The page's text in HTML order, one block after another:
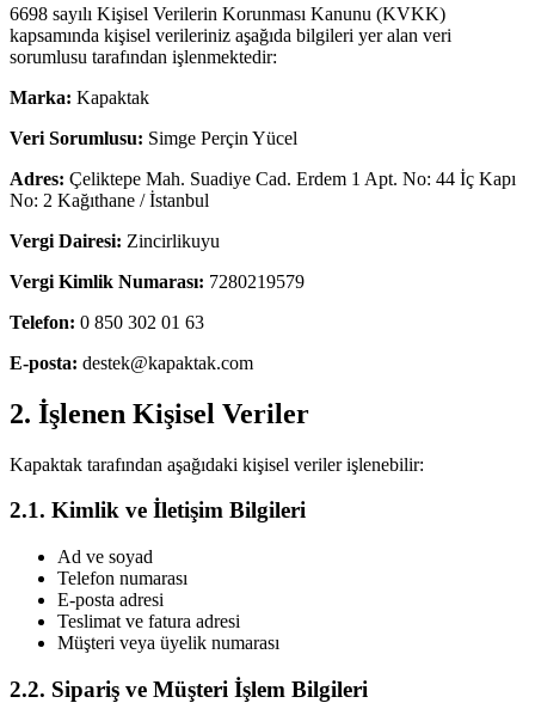
6698 sayılı Kişisel Verilerin Korunması Kanunu (KVKK)
kapsamında kişisel verileriniz aşağıda bilgileri yer alan veri
sorumlusu tarafından işlenmektedir:
Marka: Kapaktak
Veri Sorumlusu: Simge Perçin Yücel
Adres: Çeliktepe Mah. Suadiye Cad. Erdem 1 Apt. No: 44 İç Kapı
No: 2 Kağıthane / İstanbul
Vergi Dairesi: Zincirlikuyu
Vergi Kimlik Numarası: 7280219579
Telefon: 0 850 302 01 63
E-posta: destek@kapaktak.com
2. İşlenen Kişisel Veriler
Kapaktak tarafından aşağıdaki kişisel veriler işlenebilir:
2.1. Kimlik ve İletişim Bilgileri
Ad ve soyad
Telefon numarası
E-posta adresi
Teslimat ve fatura adresi
Müşteri veya üyelik numarası
2.2. Sipariş ve Müşteri İşlem Bilgileri